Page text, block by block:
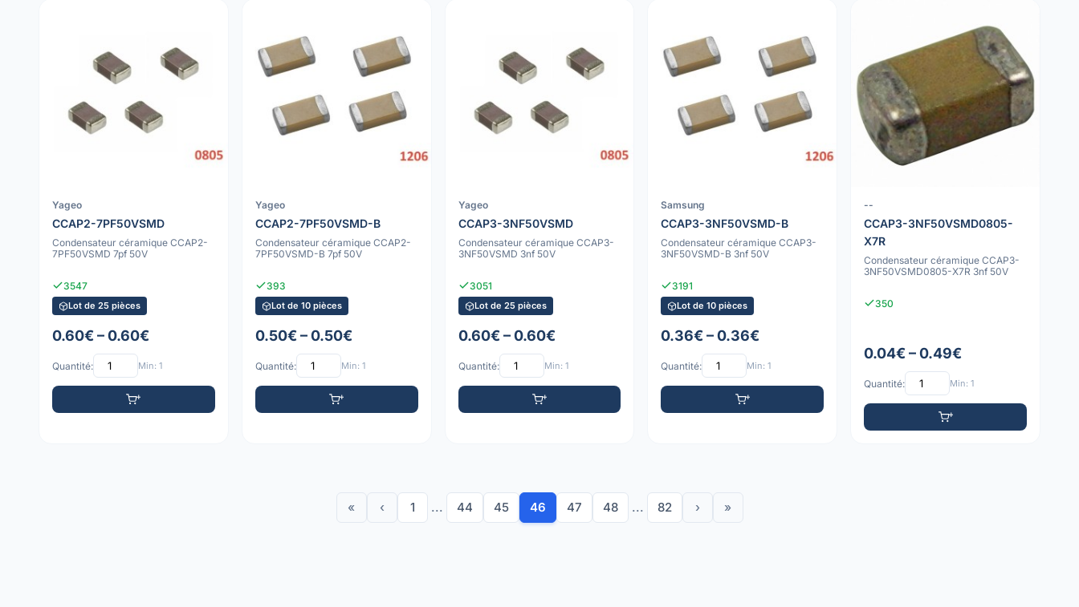
Yageo
CCAP2-7PF50VSMD
Condensateur céramique CCAP2-
7PF50VSMD 7pf 50V
3547
Lot de 25 pièces
0.60€ – 0.60€
Quantité: Min: 1
Yageo
CCAP2-7PF50VSMD-B
Condensateur céramique CCAP2-
7PF50VSMD-B 7pf 50V
393
Lot de 10 pièces
0.50€ – 0.50€
Quantité: Min: 1
Yageo
CCAP3-3NF50VSMD
Condensateur céramique CCAP3-
3NF50VSMD 3nf 50V
3051
Lot de 25 pièces
0.60€ – 0.60€
Quantité: Min: 1
Samsung
CCAP3-3NF50VSMD-B
Condensateur céramique CCAP3-
3NF50VSMD-B 3nf 50V
3191
Lot de 10 pièces
0.36€ – 0.36€
Quantité: Min: 1
--
CCAP3-3NF50VSMD0805-
X7R
Condensateur céramique CCAP3-
3NF50VSMD0805-X7R 3nf 50V
350
0.04€ – 0.49€
Quantité: Min: 1
« ‹ 1 ... 44 45 46 47 48 ... 82 › »